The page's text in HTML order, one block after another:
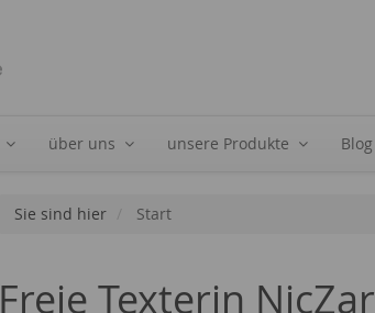
über uns unsere Produkte Blog
Sie sind hier Start
Freie Texterin NicZar